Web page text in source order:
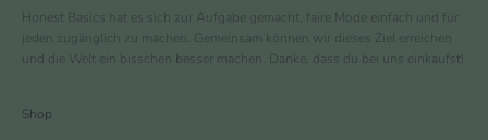
Honest Basics hat es sich zur Aufgabe gemacht, faire Mode einfach und für
jeden zugänglich zu machen. Gemeinsam können wir dieses Ziel erreichen
und die Welt ein bisschen besser machen. Danke, dass du bei uns einkaufst!
Shop